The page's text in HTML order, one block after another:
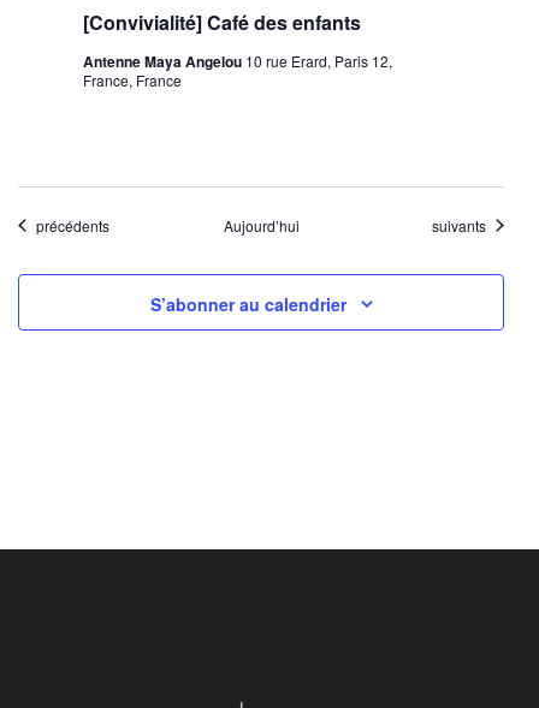
[Convivialité] Café des enfants
Antenne Maya Angelou 10 rue Erard, Paris 12,
France, France
Évènements
précédents Aujourd’hui Évènements
suivants
S’abonner au calendrier